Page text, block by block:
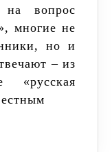
многие не
но и
– из
«русская